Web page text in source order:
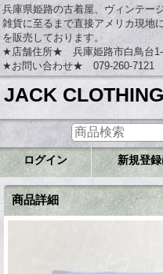
兵庫県姫路の古着屋、ヴィンテー
雑貨に至るまで直接アメリカ現地
を販売しております。
★店舗住所★ 兵庫姫路市白鳥台1-
★お問い合わせ★ 079-260-7121
JACK
ログイン 新規登
商品詳細